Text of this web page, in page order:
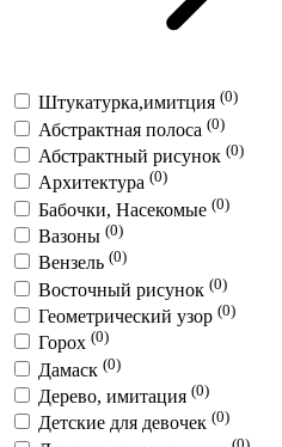
Штукатурка,имитция (0)
Абстрактная полоса (0)
Абстрактный рисунок (0)
Архитектура (0)
Бабочки, Насекомые (0)
Вазоны (0)
Вензель (0)
Восточный рисунок (0)
Геометрический узор (0)
Горох (0)
Дамаск (0)
Дерево, имитация (0)
Детские для девочек (0)
(0)